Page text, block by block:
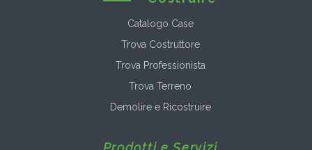
Catalogo Case
Trova Costruttore
Trova Professionista
Trova Terreno
Demolire e Ricostruire